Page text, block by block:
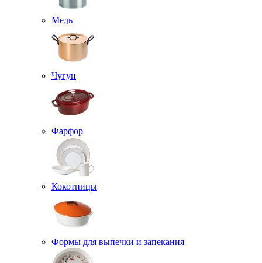
Медь
Чугун
Фарфор
Кокотницы
Формы для выпечки и запекания